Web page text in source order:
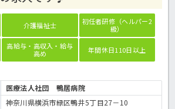
介護福祉士
初任者研修（ヘルパー2
級）
高給与・高収入・給与
高め
年間休日110日以上
医療法人社団 鴨居病院
神奈川県横浜市緑区鴨井5丁目27－10